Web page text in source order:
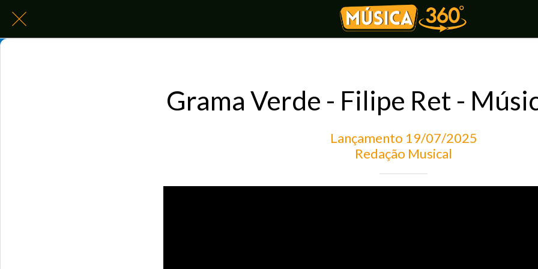
Grama Verde - Filipe Ret -
Lançamento 19/07/2025
Redação Musical